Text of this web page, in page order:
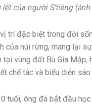
lết của người S’tiêng
trí đặc biệt trong đời
của núi rừng, mang lại
vùng đất Bù Gia
chế tác và biểu diễn sáo
tuổi, ông đã bắt đầu